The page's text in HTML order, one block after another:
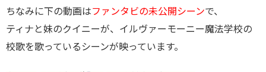
ちなみに下の動画はファンタビの未公開シーンで、
ティナと妹のクイニーが、イルヴァーモーニー魔法学校の
校歌を歌っているシーンが映っています。